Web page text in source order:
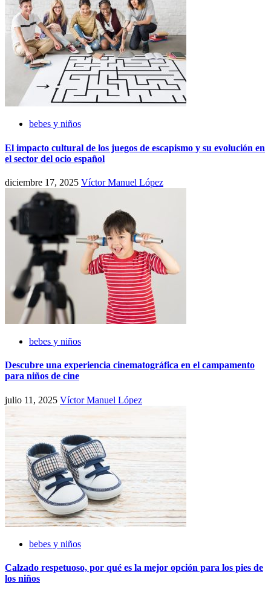
bebes y niños
El impacto cultural de los juegos de escapismo y su evolución en
el sector del ocio español
diciembre 17, 2025 Víctor Manuel López
bebes y niños
Descubre una experiencia cinematográfica en el campamento
para niños de cine
julio 11, 2025 Víctor Manuel López
bebes y niños
Calzado respetuoso, por qué es la mejor opción para los pies de
los niños